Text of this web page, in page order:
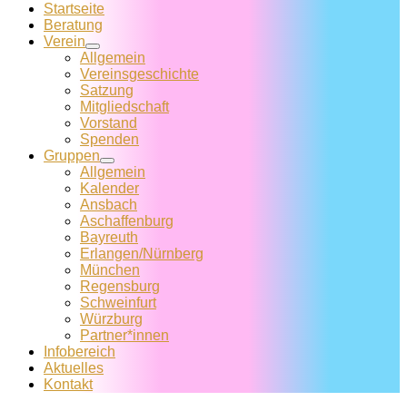
Startseite
Beratung
Verein
Allgemein
Vereins­geschichte
Satzung
Mitglied­schaft
Vorstand
Spenden
Gruppen
Allgemein
Kalender
Ansbach
Aschaffenburg
Bayreuth
Erlangen/Nürnberg
München
Regensburg
Schweinfurt
Würzburg
Partner*innen
Infobereich
Aktuelles
Kontakt